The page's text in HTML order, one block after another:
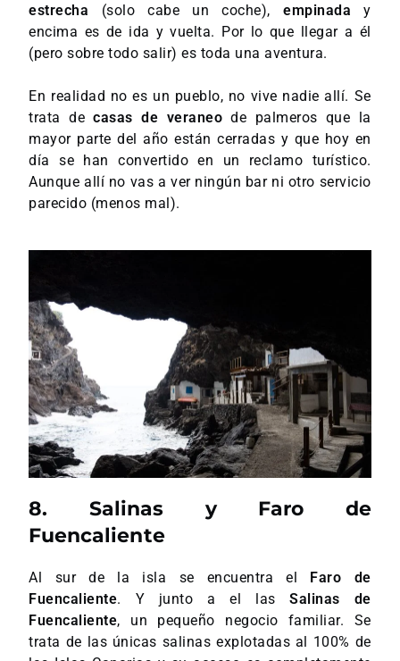
estrecha (solo cabe un coche), empinaday
encima es de ida y vuelta. Por lo que llegar a él
(pero sobre todo salir) es toda una aventura.
En realidad no es un pueblo, no vive nadie allí. Se
trata decasas de veraneo de palmeros que la
mayor parte del año están cerradas y que hoy en
día se han convertido en un reclamo turístico.
Aunque allí no vas a ver ningún bar ni otro servicio
parecido (menos mal).
8. Salinas y Faro de
Fuencaliente
Al sur de la isla se encuentra el
Faro de
Fuencaliente. Y junto a el lasSalinas de
Fuencaliente, un pequeño negocio familiar. Se
trata de las únicas salinas explotadas al 100% de